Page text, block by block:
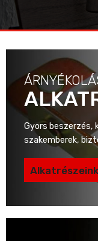
Gyors beszerzés,
szakemberek,
Alkatrészeink